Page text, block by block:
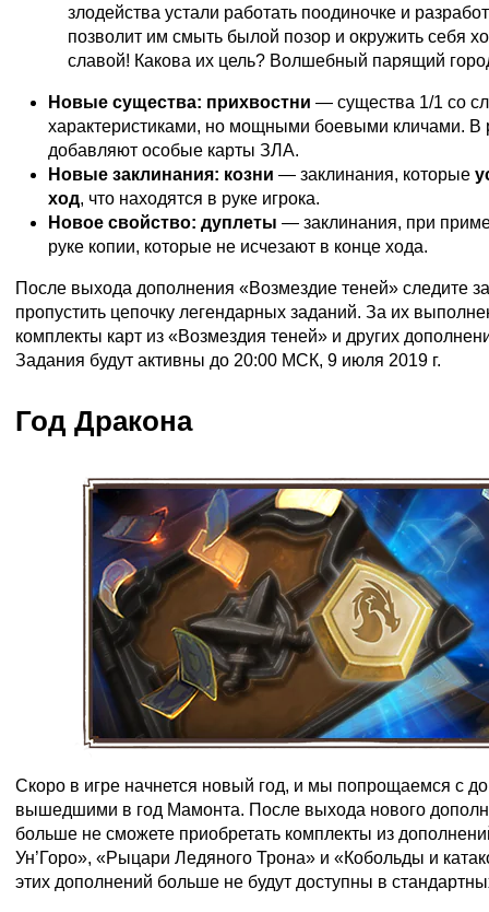
злодейства устали работать поодиночке и
позволит им смыть былой позор и окружить себя
славой! Какова их цель? Волшебный парящий
Новые существа: прихвостни — существа 1/1 со
характеристиками, но мощными боевыми кличами. В
добавляют особые карты ЗЛА.
Новые заклинания: козни — заклинания, которые
ход, что находятся в руке игрока.
Новое свойство: дуплеты — заклинания, при
руке копии, которые не исчезают в конце хода.
После выхода дополнения «Возмездие теней» следите
пропустить цепочку легендарных заданий. За их
комплекты карт из «Возмездия теней» и других
Задания будут активны до 20:00 МСК, 9 июля 2019 г.
Год Дракона
Скоро в игре начнется новый год, и мы попрощаемся с
вышедшими в год Мамонта. После выхода нового
больше не сможете приобретать комплекты из
Ун’Горо», «Рыцари Ледяного Трона» и «Кобольды и
этих дополнений больше не будут доступны в